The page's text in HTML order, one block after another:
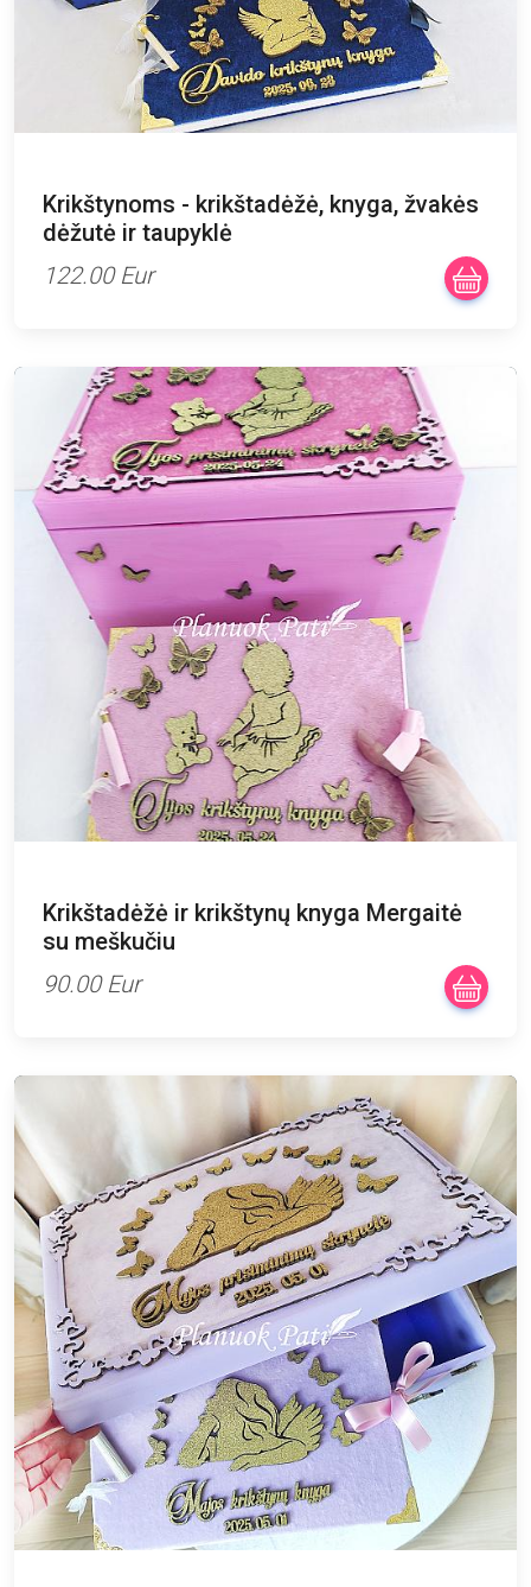
Krikštynoms - krikštadėžė, knyga, žvakės
dėžutė ir taupyklė
122.00 Eur
Krikštadėžė ir krikštynų knyga Mergaitė
su meškučiu
90.00 Eur